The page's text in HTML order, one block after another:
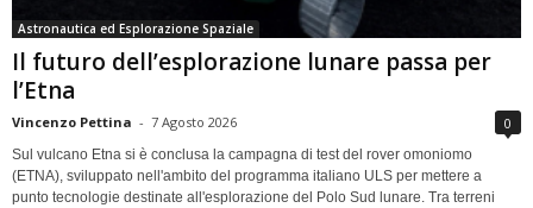
Astronautica ed Esplorazione Spaziale
Il futuro dell’esplorazione lunare passa per
l’Etna
Vincenzo Pettina - 7 Agosto 2026 0
Sul vulcano Etna si è conclusa la campagna di test del rover omoniomo
(ETNA), sviluppato nell'ambito del programma italiano ULS per mettere a
punto tecnologie destinate all'esplorazione del Polo Sud lunare. Tra terreni